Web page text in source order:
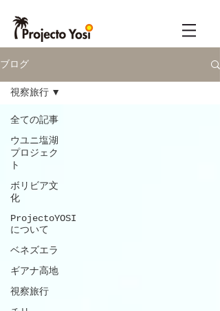
ブログ
全ての記事
ウユニ塩湖
プロジェク
ト
ボリビア文
化
ProjectoYOSI
について
ベネズエラ
ギアナ高地
視察旅行
視察旅行